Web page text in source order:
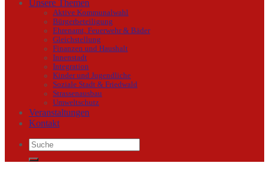
Unsere Themen
Aktive Kommunalwahl
Bürgerbeteiligung
Ehrenamt, Feuerwehr & Bäder
Gleichstellung
Finanzen und Haushalt
Innenstadt
Integration
Kinder und Jugendliche
Soziale Stadt & Friedwald
Strassenausbau
Umweltschutz
Veranstaltungen
Kontakt